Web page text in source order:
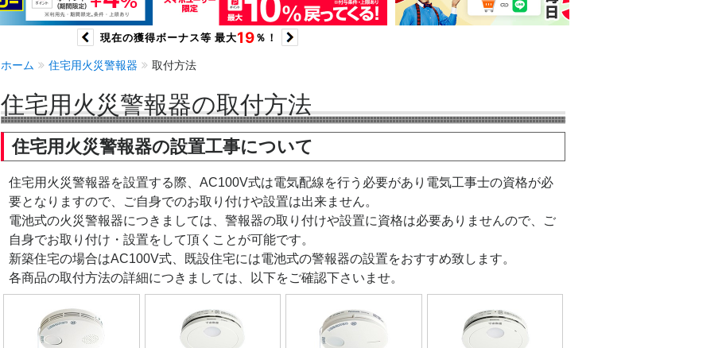
ホーム 住宅用火災警報器 取付方法
住宅用火災警報器の取付方法
住宅用火災警報器の設置工事について
住宅用火災警報器を設置する際、AC100V式は電気配線を行う必要があり電気工事士の資格が必
要となりますので、ご自身でのお取り付けや設置は出来ません。
電池式の火災警報器につきましては、警報器の取り付けや設置に資格は必要ありませんので、ご
自身でお取り付け・設置をして頂くことが可能です。
新築住宅の場合はAC100V式、既設住宅には電池式の警報器の設置をおすすめ致します。
各商品の取付方法の詳細につきましては、以下をご確認下さいませ。